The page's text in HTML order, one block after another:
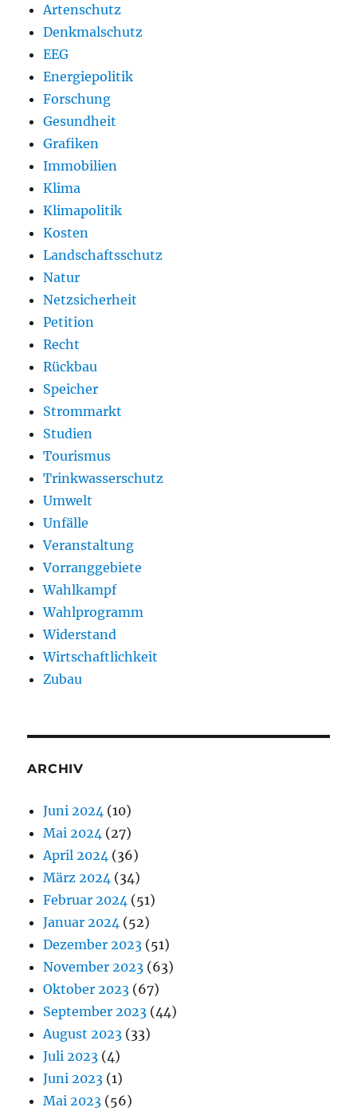
Artenschutz
Denkmalschutz
EEG
Energiepolitik
Forschung
Gesundheit
Grafiken
Immobilien
Klima
Klimapolitik
Kosten
Landschaftsschutz
Natur
Netzsicherheit
Petition
Recht
Rückbau
Speicher
Strommarkt
Studien
Tourismus
Trinkwasserschutz
Umwelt
Unfälle
Veranstaltung
Vorranggebiete
Wahlkampf
Wahlprogramm
Widerstand
Wirtschaftlichkeit
Zubau
ARCHIV
Juni 2024 (10)
Mai 2024 (27)
April 2024 (36)
März 2024 (34)
Februar 2024 (51)
Januar 2024 (52)
Dezember 2023 (51)
November 2023 (63)
Oktober 2023 (67)
September 2023 (44)
August 2023 (33)
Juli 2023 (4)
Juni 2023 (1)
Mai 2023 (56)